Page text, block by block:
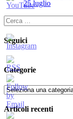
25 luglio
Ricerca
per:
Seguici
Categorie
Categorie
Articoli recenti